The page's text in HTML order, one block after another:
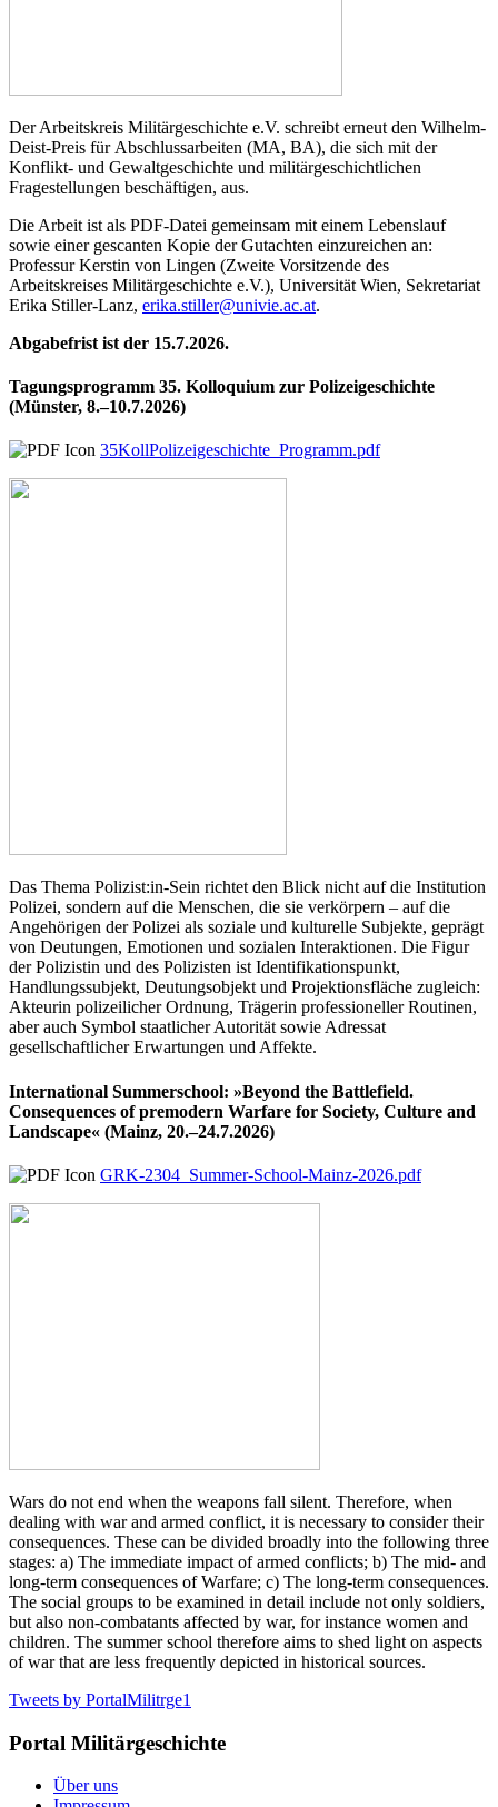
Der Arbeitskreis Militärgeschichte e.V. schreibt erneut den Wilhelm-
Deist-Preis für Abschlussarbeiten (MA, BA), die sich mit der
Konflikt- und Gewaltgeschichte und militärgeschichtlichen
Fragestellungen beschäftigen, aus.
Die Arbeit ist als PDF-Datei gemeinsam mit einem Lebenslauf
sowie einer gescanten Kopie der Gutachten einzureichen an:
Professur Kerstin von Lingen (Zweite Vorsitzende des
Arbeitskreises Militärgeschichte e.V.), Universität Wien, Sekretariat
Erika Stiller-Lanz, erika.stiller@univie.ac.at.
Abgabefrist ist der 15.7.2026.
Tagungsprogramm 35. Kolloquium zur Polizeigeschichte
(Münster, 8.–10.7.2026)
35KollPolizeigeschichte_Programm.pdf
Das Thema Polizist:in-Sein richtet den Blick nicht auf die Institution
Polizei, sondern auf die Menschen, die sie verkörpern – auf die
Angehörigen der Polizei als soziale und kulturelle Subjekte, geprägt
von Deutungen, Emotionen und sozialen Interaktionen. Die Figur
der Polizistin und des Polizisten ist Identifikationspunkt,
Handlungssubjekt, Deutungsobjekt und Projektionsfläche zugleich:
Akteurin polizeilicher Ordnung, Trägerin professioneller Routinen,
aber auch Symbol staatlicher Autorität sowie Adressat
gesellschaftlicher Erwartungen und Affekte.
International Summerschool: »Beyond the Battlefield.
Consequences of premodern Warfare for Society, Culture and
Landscape« (Mainz, 20.–24.7.2026)
GRK-2304_Summer-School-Mainz-2026.pdf
Wars do not end when the weapons fall silent. Therefore, when
dealing with war and armed conflict, it is necessary to consider their
consequences. These can be divided broadly into the following three
stages: a) The immediate impact of armed conflicts; b) The mid- and
long-term consequences of Warfare; c) The long-term consequences.
The social groups to be examined in detail include not only soldiers,
but also non-combatants affected by war, for instance women and
children. The summer school therefore aims to shed light on aspects
of war that are less frequently depicted in historical sources.
Tweets by PortalMilitrge1
Portal Militärgeschichte
Über uns